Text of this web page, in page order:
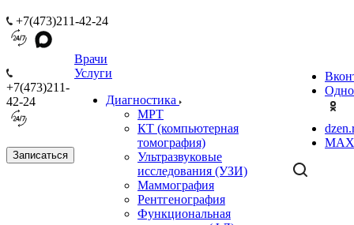
+7(473)211-42-24
+7(473)211-
42-24
Записаться
Врачи
Услуги
Диагностика
МРТ
КТ (компьютерная
томография)
Ультразвуковые
исследования (УЗИ)
Маммография
Рентгенография
Функциональная